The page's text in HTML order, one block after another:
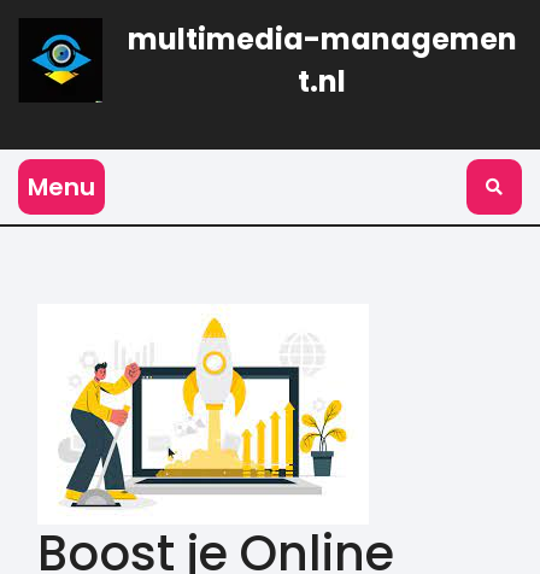
Naar
inhoud
gaan
multimedia-managemen
t.nl
Menu
Boost je Online